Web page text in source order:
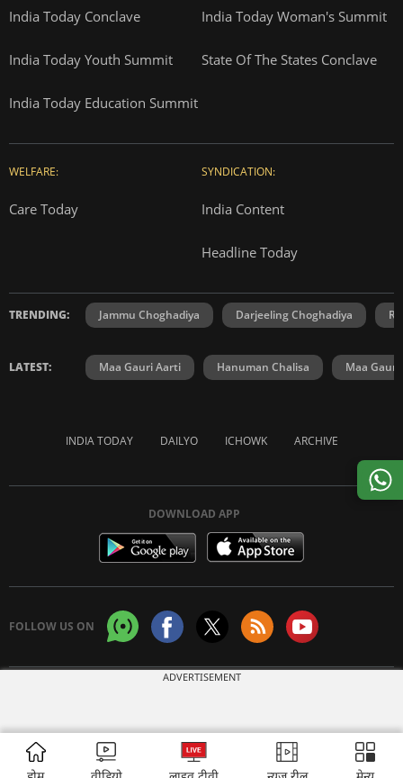
India Today Conclave India Today Woman's Summit
India Today Youth Summit State Of The States Conclave
India Today Education Summit
WELFARE:
Care Today
SYNDICATION:
India Content
Headline Today
TRENDING: Jammu Choghadiya Darjeeling Choghadiya
LATEST: Maa Gauri Aarti Hanuman Chalisa Maa Gauri
INDIA TODAY DAILYO ICHOWK ARCHIVE
DOWNLOAD APP
FOLLOW US ON
ADVERTISEMENT